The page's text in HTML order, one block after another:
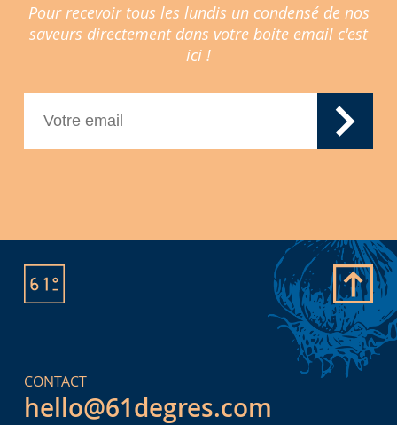
Pour recevoir tous les lundis un condensé de nos
saveurs directement dans votre boite email c'est
ici !
CONTACT
hello@61degres.com